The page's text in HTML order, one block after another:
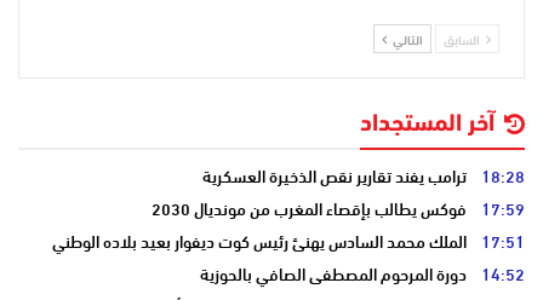
السابق التالي
آخر المستجداد
18:28 ترامب يفند تقارير نقص الذخيرة العسكرية
17:59 فوكس يطالب بإقصاء المغرب من مونديال 2030
17:51 الملك محمد السادس يهنئ رئيس كوت ديفوار بعيد بلاده الوطني
14:52 دورة المرحوم المصطفى الصافي بالحوزية